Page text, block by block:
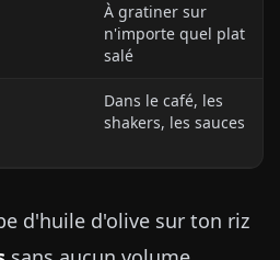
À gratiner sur
n'importe quel plat
salé
Dans le café, les
shakers, les sauces
d'huile d'olive sur ton riz